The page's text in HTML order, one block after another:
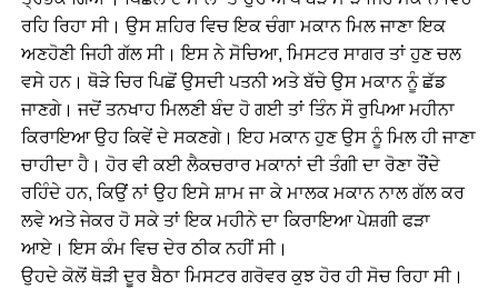
ਰਹਿ ਰਿਹਾ ਸੀ। ਉਸ ਸ਼ਹਿਰ ਵਿਚ ਇਕ ਚੰਗਾ ਮਕਾਨ ਮਿਲ ਜਾਣਾ ਇਕ
ਅਣਹੋਣੀ ਜਿਹੀ ਗੱਲ ਸੀ। ਇਸ ਨੇ ਸੋਚਿਆ, ਮਿਸਟਰ ਸਾਗਰ ਤਾਂ ਹੁਣ ਚਲ
ਵਸੇ ਹਨ। ਥੋੜੇ ਚਿਰ ਪਿਛੋਂ ਉਸਦੀ ਪਤਨੀ ਅਤੇ ਬੱਚੇ ਉਸ ਮਕਾਨ ਨੂੰ ਛੱਡ
ਜਾਣਗੇ। ਜਦੋਂ ਤਨਖਾਹ ਮਿਲਣੀ ਬੰਦ ਹੋ ਗਈ ਤਾਂ ਤਿੰਨ ਸੌ ਰੁਪਿਆ ਮਹੀਨਾ
ਕਿਰਾਇਆ ਉਹ ਕਿਵੇਂ ਦੇ ਸਕਣਗੇ। ਇਹ ਮਕਾਨ ਹੁਣ ਉਸ ਨੂੰ ਮਿਲ ਹੀ ਜਾਣਾ
ਚਾਹੀਦਾ ਹੈ। ਹੋਰ ਵੀ ਕਈ ਲੈਕਚਰਾਰ ਮਕਾਨਾਂ ਦੀ ਤੰਗੀ ਦਾ ਰੋਣਾ ਰੌਂਦੇ
ਰਹਿੰਦੇ ਹਨ, ਕਿਉਂ ਨਾਂ ਉਹ ਇਸੇ ਸ਼ਾਮ ਜਾ ਕੇ ਮਾਲਕ ਮਕਾਨ ਨਾਲ ਗੱਲ ਕਰ
ਲਵੇ ਅਤੇ ਜੇਕਰ ਹੋ ਸਕੇ ਤਾਂ ਇਕ ਮਹੀਨੇ ਦਾ ਕਿਰਾਇਆ ਪੇਸ਼ਗੀ ਫੜਾ
ਆਏ। ਇਸ ਕੰਮ ਵਿਚ ਦੇਰ ਠੀਕ ਨਹੀਂ ਸੀ।
ਉਹਦੇ ਕੋਲੋਂ ਥੋੜੀ ਦੂਰ ਬੈਠਾ ਮਿਸਟਰ ਗਰੋਵਰ ਕੁਝ ਹੋਰ ਹੀ ਸੋਚ ਰਿਹਾ ਸੀ।